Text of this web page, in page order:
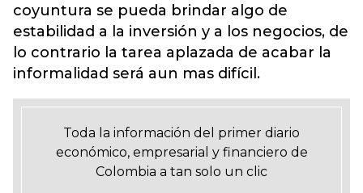
coyuntura se pueda brindar algo de
estabilidad a la inversión y a los negocios, de
lo contrario la tarea aplazada de acabar la
informalidad será aun mas difícil.
Toda la información del primer diario
económico, empresarial y financiero de
Colombia a tan solo un clic